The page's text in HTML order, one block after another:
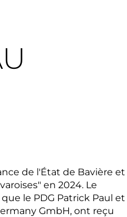
de l'État de Bavière et
en 2024. Le
le PDG Patrick Paul et
GmbH, ont reçu